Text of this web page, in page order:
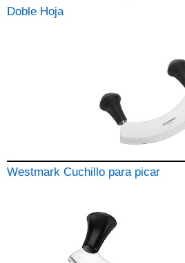
Doble Hoja
Westmark Cuchillo para picar